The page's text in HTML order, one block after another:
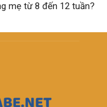
mẹ từ 8 đến 12 tuần?